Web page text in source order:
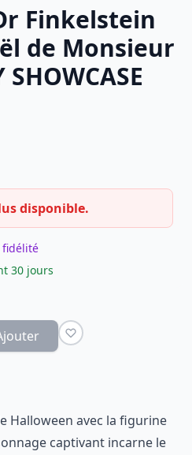
Finkelstein
de Monsieur
disponible.
fidélité
30 jours
Halloween avec la figurine
captivant incarne le